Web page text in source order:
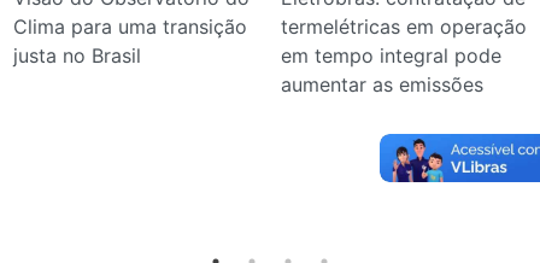
Clima para uma transição
justa no Brasil
termelétricas em operação
em tempo integral pode
aumentar as emissões